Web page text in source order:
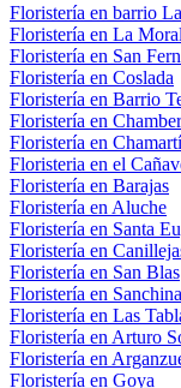
Floristería en barrio
Floristería en La
Floristería en San
Floristería en Coslada
Floristería en Barrio
Floristería en
Floristería en
Floristeria en el
Floristería en Barajas
Floristería en Aluche
Floristería en Santa
Floristería en
Floristería en San Blas
Floristería en
Floristería en Las
Floristería en Arturo
Floristería en
Floristería en Goya